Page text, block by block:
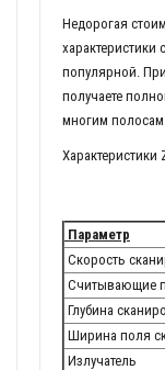
Недорогая
популярной.
получаете
многим
Характеристики
Параметр
Скорость
Считывающие
Глубина
Ширина поля
Излучатель